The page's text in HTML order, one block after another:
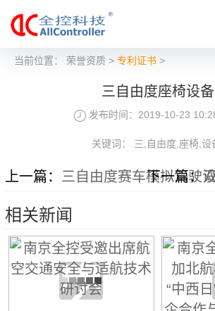
当前位置： 荣誉资质> 专利证书>
三自由度座椅设备
发布时间：2019-10-23
关键词： 三,自由度,座椅,设
上一篇： 三自由度赛车模拟驾驶
下一篇：
相关新闻